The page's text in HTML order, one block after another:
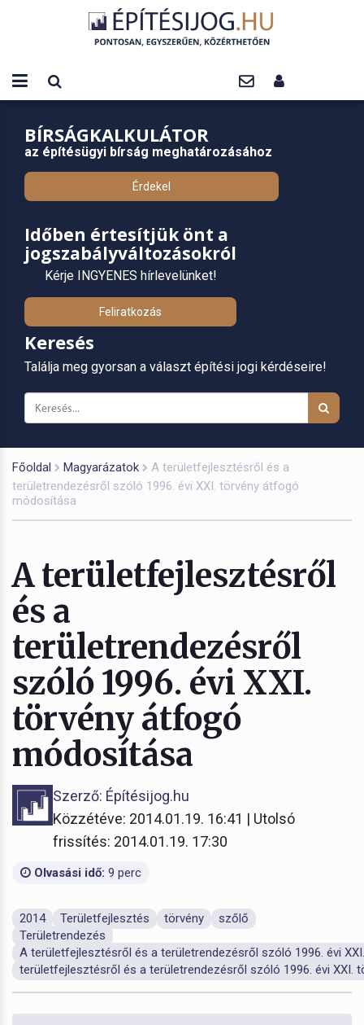
BÍRSÁGKALKULÁTOR
az építésügyi bírság meghatározásához
Érdekel
Időben értesítjük önt a
jogszabályváltozásokról
Kérje INGYENES hírlevelünket!
Feliratkozás
Keresés
Találja meg gyorsan a választ építési jogi kérdéseire!
Főoldal Magyarázatok
A területfejlesztésről és a
területrendezésről szóló 1996. évi XXI. törvény átfogó
módosítása
A területfejlesztésről
és a
területrendezésről
szóló 1996. évi XXI.
törvény átfogó
módosítása
Szerző: Építésijog.hu
Közzétéve: 2014.01.19. 16:41 | Utolsó
frissítés: 2014.01.19. 17:30
Olvasási idő: 9 perc
2014 Területfejlesztés törvény
szőlő
Területrendezés
A területfejlesztésről és a területrendezésről szóló 1996. évi
területfejlesztésről és a területrendezésről szóló 1996. évi XXI.